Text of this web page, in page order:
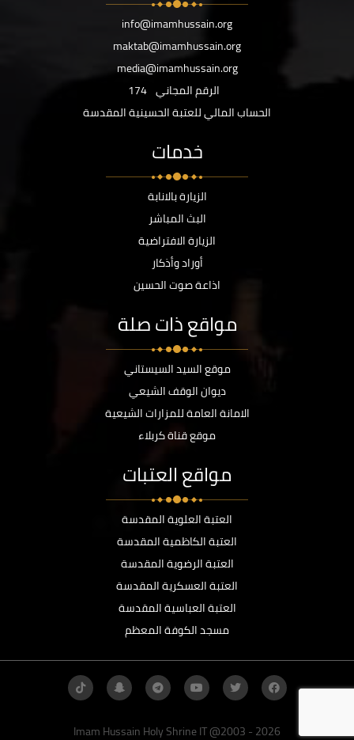
info@imamhussain.org
maktab@imamhussain.org
media@imamhussain.org
الرقم المجاني 174
الحساب المالي للعتبة الحسينية المقدسة
خدمات
الزيارة بالانابة
البث المباشر
الزيارة الافتراضية
أوراد وأذكار
اذاعة صوت الحسين
مواقع ذات صلة
موقع السيد السيستاني
ديوان الوقف الشيعي
الامانة العامة للمزارات الشيعية
موقع قناة كربلاء
مواقع العتبات
العتبة العلوية المقدسة
العتبة الكاظمية المقدسة
العتبة الرضوية المقدسة
العتبة العسكرية المقدسة
العتبة العباسية المقدسة
مسجد الكوفة المعظم
Imam Hussain Holy Shrine IT @2003 - 2026